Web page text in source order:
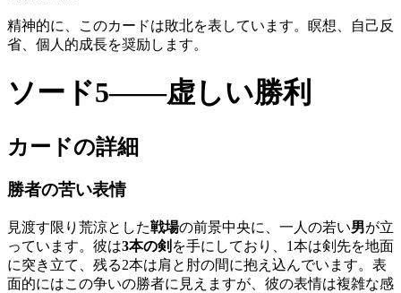
精神的に、このカードは敗北を表しています。瞑想、自己反
省、個人的成長を奨励します。
ソード5——虚しい勝利
カードの詳細
勝者の苦い表情
見渡す限り荒涼とした戦場の前景中央に、一人の若い男が立
っています。彼は3本の剣 を手にしており、1本は剣先を地面
に突き立て、残る2本は肩と肘の間に抱え込んでいます。表
面的にはこの争いの勝者に見えますが、彼の表情は複雑な感